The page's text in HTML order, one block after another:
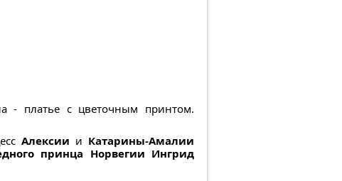
- платье с цветочным принтом.
Алексии и Катарины-Амалии
принца Норвегии Ингрид